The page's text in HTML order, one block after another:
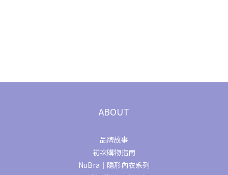
ABOUT
品牌故事
初次購物指南
NuBra｜隱形內衣系列